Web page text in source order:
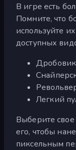
В игре есть
Помните, что
используйте
доступных
Дробовик
Легкий
Выберите
его, чтобы
пиксельным